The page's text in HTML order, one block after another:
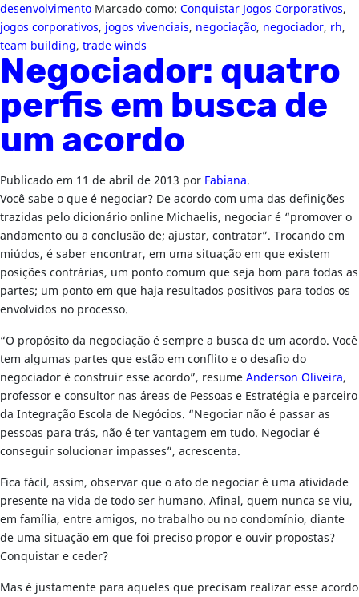
desenvolvimento Marcado como: Conquistar Jogos Corporativos,
jogos corporativos, jogos vivenciais, negociação, negociador, rh,
team building, trade winds
Negociador: quatro
perfis em busca de
um acordo
Publicado em 11 de abril de 2013 por Fabiana.
Você sabe o que é negociar? De acordo com uma das definições
trazidas pelo dicionário online Michaelis, negociar é “promover o
andamento ou a conclusão de; ajustar, contratar”. Trocando em
miúdos, é saber encontrar, em uma situação em que existem
posições contrárias, um ponto comum que seja bom para todas as
partes; um ponto em que haja resultados positivos para todos os
envolvidos no processo.
“O propósito da negociação é sempre a busca de um acordo. Você
tem algumas partes que estão em conflito e o desafio do
negociador é construir esse acordo”, resumeAnderson Oliveira,
professor e consultor nas áreas de Pessoas e Estratégia e parceiro
da Integração Escola de Negócios. “Negociar não é passar as
pessoas para trás, não é ter vantagem em tudo. Negociar é
conseguir solucionar impasses”, acrescenta.
Fica fácil, assim, observar que o ato de negociar é uma atividade
presente na vida de todo ser humano. Afinal, quem nunca se viu,
em família, entre amigos, no trabalho ou no condomínio, diante
de uma situação em que foi preciso propor e ouvir propostas?
Conquistar e ceder?
Mas é justamente para aqueles que precisam realizar esse acordo